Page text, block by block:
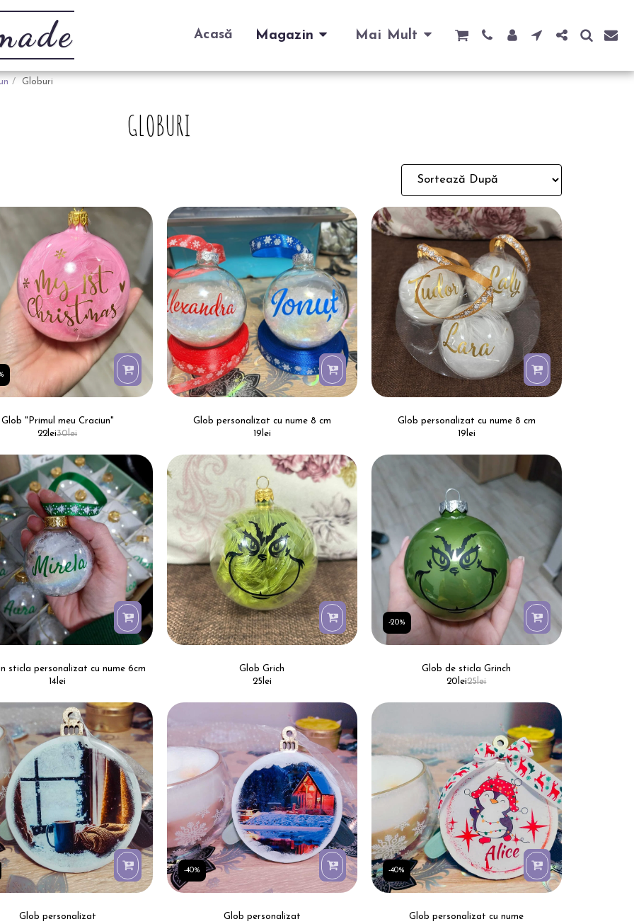
Acasă Magazin Mai Mult
Globuri
GLOBURI
Glob "Primul meu Craciun"
30lei
22 lei
Glob personalizat cu nume 8 cm
19 lei
Glob personalizat cu nume 8 cm
19 lei
sticla personalizat cu nume 6cm
14 lei
Glob Grich
25 lei
-20%
Glob de sticla Grinch
25lei
20 lei
Glob personalizat
-40%
Glob personalizat
-40%
Glob personalizat cu nume